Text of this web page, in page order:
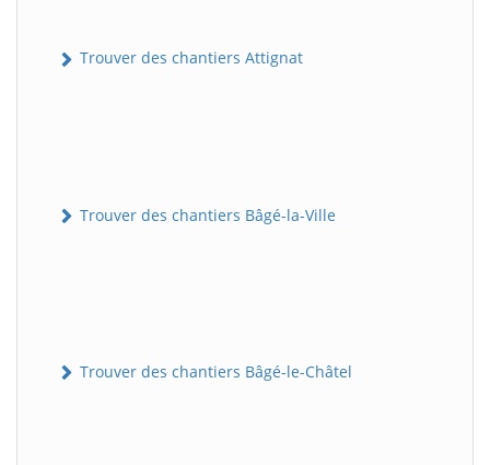
Trouver des chantiers Attignat
Trouver des chantiers Bâgé-la-Ville
Trouver des chantiers Bâgé-le-Châtel